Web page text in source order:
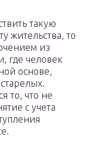
такую
жительства, то
из
где человек
основе,
то, что не
с учета